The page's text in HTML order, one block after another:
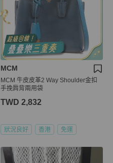
MCM
MCM 牛皮皮革2 Way Shoulder金扣
手挽肩背兩用袋
TWD 2,832
狀況良好 香港 免運